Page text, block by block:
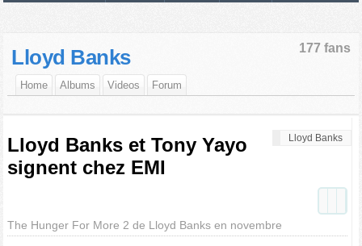
177 fans
Lloyd Banks
Home Albums Videos Forum
Lloyd Banks
Lloyd Banks et Tony Yayo
signent chez EMI
The Hunger For More 2 de Lloyd Banks en novembre